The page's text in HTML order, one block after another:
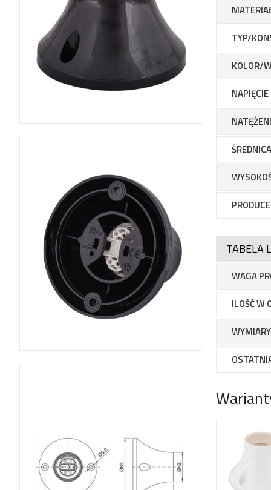
TYP/
KOLOR/
TABELA
WAGA
ILOŚĆ W